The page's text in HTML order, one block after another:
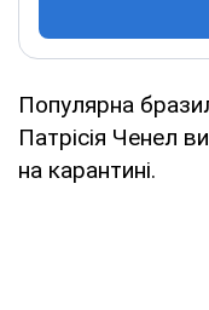
Популярна
Патрісія Ченел
на карантині.